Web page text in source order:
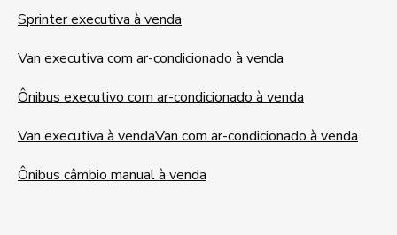
Sprinter executiva à venda
Van executiva com ar-condicionado à venda
Ônibus executivo com ar-condicionado à venda
Van executiva à vendaVan com ar-condicionado à venda
Ônibus câmbio manual à venda